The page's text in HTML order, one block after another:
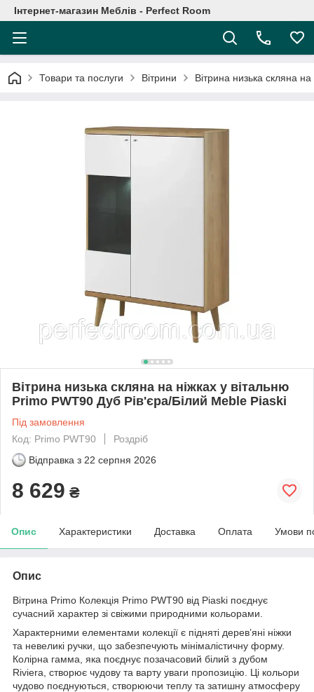
Інтернет-магазин Меблів - Perfect Room
Товари та послуги Вітрини Вітрина низька скляна
Вітрина низька скляна на ніжках у вітальню
Primo PWT90 Дуб Рів'єра/Білий Meble Piaski
Під замовлення
Код: Primo PWT90
Роздріб
Відправка з 22 серпня 2026
8 629 ₴
Опис Характеристики Доставка Оплата Умови
Опис
Вітрина Primo Колекція Primo PWT90 від Piaski поєднує
сучасний характер зі свіжими природними кольорами.
Характерними елементами колекції є підняті дерев’яні ніжки
та невеликі ручки, що забезпечують мінімалістичну форму.
Колірна гамма, яка поєднує позачасовий білий з дубом
Riviera, створює чудову та варту уваги пропозицію. Ці кольори
чудово поєднуються, створюючи теплу та затишну атмосферу